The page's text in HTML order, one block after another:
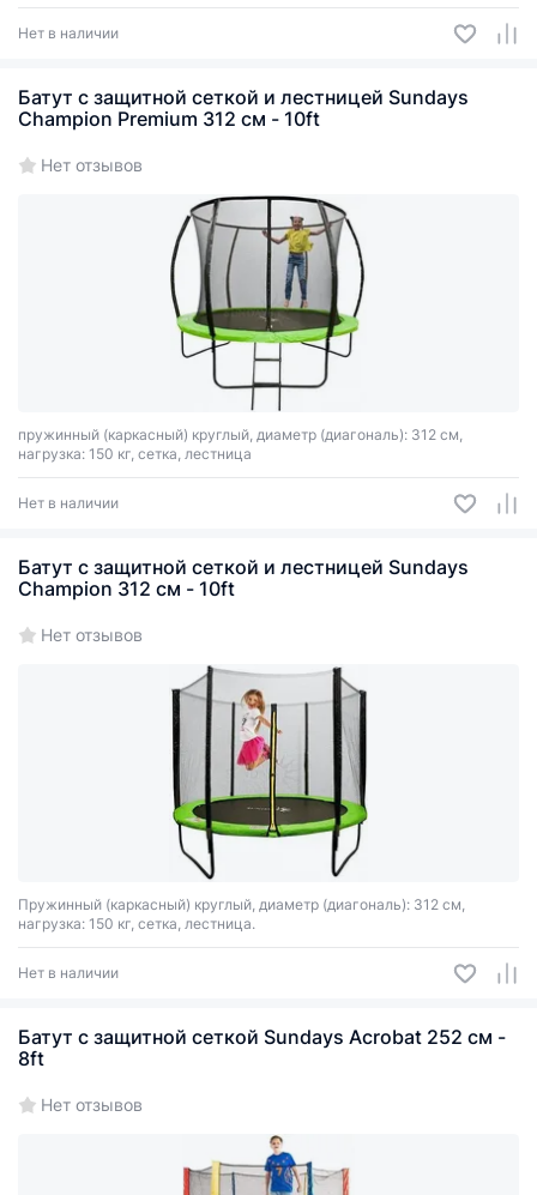
Нет в наличии
Батут с защитной сеткой и лестницей Sundays
Champion Premium 312 см - 10ft
Нет отзывов
пружинный (каркасный) круглый, диаметр (диагональ): 312 см,
нагрузка: 150 кг, сетка, лестница
Нет в наличии
Батут с защитной сеткой и лестницей Sundays
Champion 312 см - 10ft
Нет отзывов
Пружинный (каркасный) круглый, диаметр (диагональ): 312 см,
нагрузка: 150 кг, сетка, лестница.
Нет в наличии
Батут с защитной сеткой Sundays Acrobat 252 см -
8ft
Нет отзывов